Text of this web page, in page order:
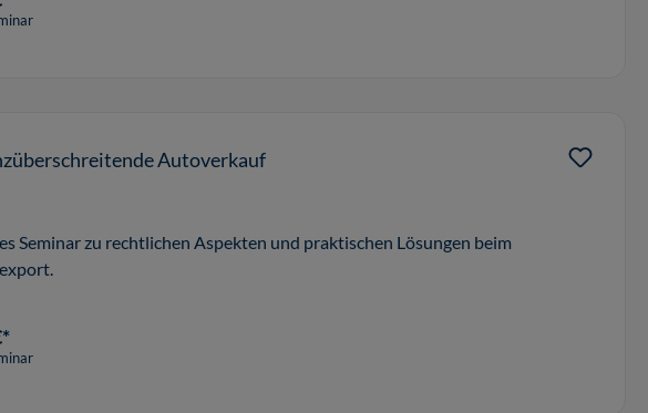
Autoverkauf
Seminar zu rechtlichen Aspekten und praktischen Lösungen beim